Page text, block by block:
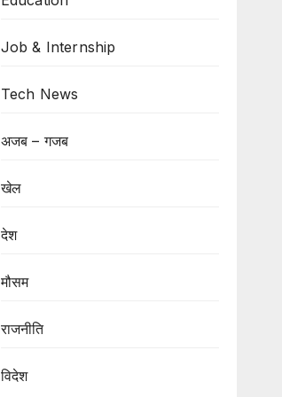
Job & Internship
Tech News
अजब – गजब
खेल
देश
मौसम
राजनीति
विदेश